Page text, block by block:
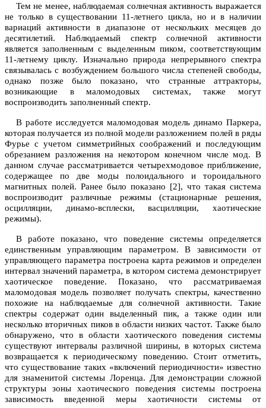
Тем не менее, наблюдаемая солнечная активность выражается
не только в существовании 11-летнего цикла, но и в наличии
вариаций активности в диапазоне от нескольких месяцев до
десятилетий. Наблюдаемый спектр солнечной активности
является заполненным с выделенным пиком, соответствующим
11-летнему циклу. Изначально природа непрерывного спектра
связывалась с возбуждением большого числа степеней свободы,
однако позже было показано, что странные аттракторы,
возникающие в маломодовых системах, также могут
воспроизводить заполненный спектр.
В работе исследуется маломодовая модель динамо Паркера,
которая получается из полной модели разложением полей в ряды
Фурье с учетом симметрийных соображений и последующим
обрезанием разложения на некотором конечном числе мод. В
данном случае рассматривается четырехмодовое приближение,
содержащее по две моды полоидального и тороидального
магнитных полей. Ранее было показано [2], что такая система
воспроизводит различные режимы (стационарные решения,
осцилляции, динамо-всплески, васцилляции, хаотические
режимы).
В работе показано, что поведение системы определяется
единственным управляющим параметром. В зависимости от
управляющего параметра построена карта режимов и определен
интервал значений параметра, в котором система демонстрирует
хаотическое поведение. Показано, что рассматриваемая
маломодовая модель позволяет получать спектры, качественно
похожие на наблюдаемые для солнечной активности. Такие
спектры содержат один выделенный пик, а также один или
несколько вторичных пиков в области низких частот. Также было
обнаружено, что в области хаотического поведения системы
существуют интервалы различной ширины, в которых система
возвращается к периодическому поведению. Стоит отметить,
что существование таких «включений периодичности» известно
для знаменитой системы Лоренца. Для демонстрации сложной
структуры зоны хаотического поведения системы построена
зависимость введенной меры хаотичности системы от